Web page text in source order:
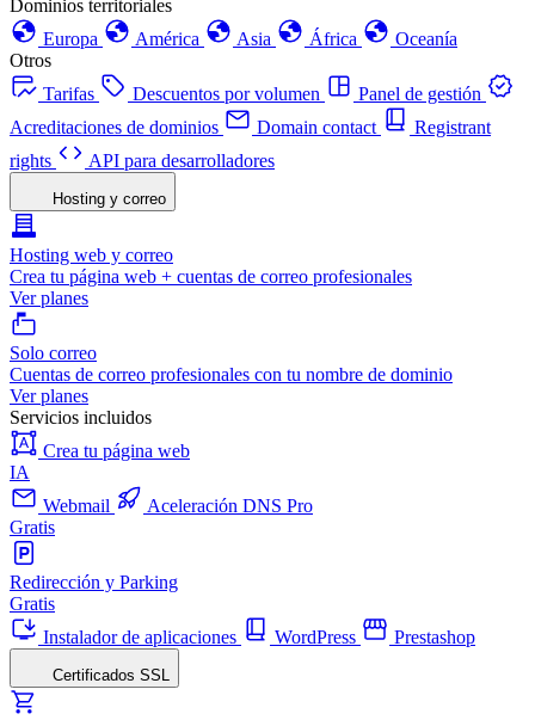
Dominios territoriales
Europa
América Asia África
Oceanía
Otros
Tarifas
Descuentos por volumen
Panel de gestión
Acreditaciones de dominios
Domain contact
Registrant
rights
API para desarrolladores
Hosting y correo
Hosting web y correo
Crea tu página web + cuentas de correo profesionales
Ver planes
Solo correo
Cuentas de correo profesionales con tu nombre de dominio
Ver planes
Servicios incluidos
Crea tu página web
IA
Webmail
Aceleración DNS Pro
Gratis
Redirección y Parking
Gratis
Instalador de aplicaciones
WordPress Prestashop
Certificados SSL